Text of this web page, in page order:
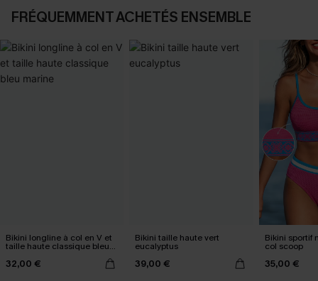
FRÉQUEMMENT ACHETÉS ENSEMBLE
Bikini longline à col en V et
taille haute classique bleu
32,00 €
Bikini taille haute vert
eucalyptus
39,00 €
Bikini sportif
col scoop
35,00 €